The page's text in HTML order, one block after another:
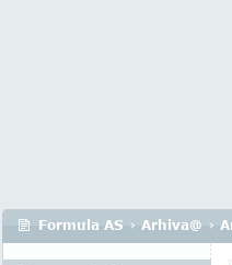
Formula AS › Arhiva@ ›